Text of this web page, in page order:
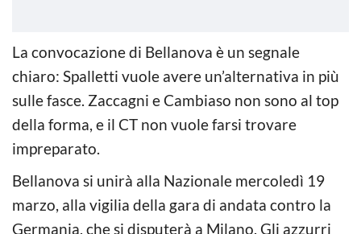
La convocazione di Bellanova è un segnale
chiaro: Spalletti vuole avere un’alternativa in più
sulle fasce. Zaccagni e Cambiaso non sono al top
della forma, e il CT non vuole farsi trovare
impreparato.
Bellanova si unirà alla Nazionale mercoledì 19
marzo, alla vigilia della gara di andata contro la
Germania, che si disputerà a Milano. Gli azzurri